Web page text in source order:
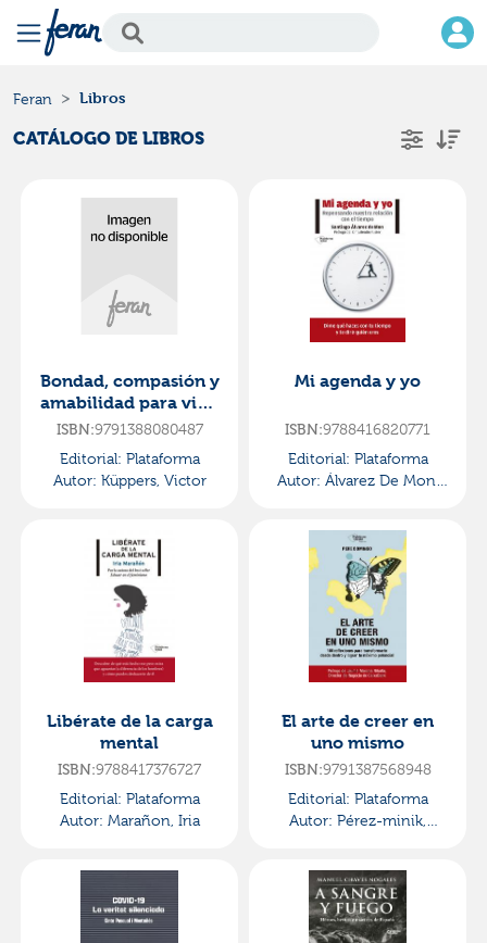
Feran Libros
CATÁLOGO DE LIBROS
Bondad, compasión y
amabilidad para vivir
con alegría
ISBN:9791388080487
Editorial: Plataforma
Autor: Küppers, Victor
Mi agenda y yo
ISBN:9788416820771
Editorial: Plataforma
Autor: Álvarez De Mon,
Libérate de la carga
mental
ISBN:9788417376727
Editorial: Plataforma
Autor: Marañon, Iria
El arte de creer en
uno mismo
ISBN:9791387568948
Editorial: Plataforma
Autor: Pérez-minik,